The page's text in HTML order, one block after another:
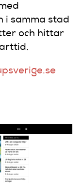
i samma stad
och hittar